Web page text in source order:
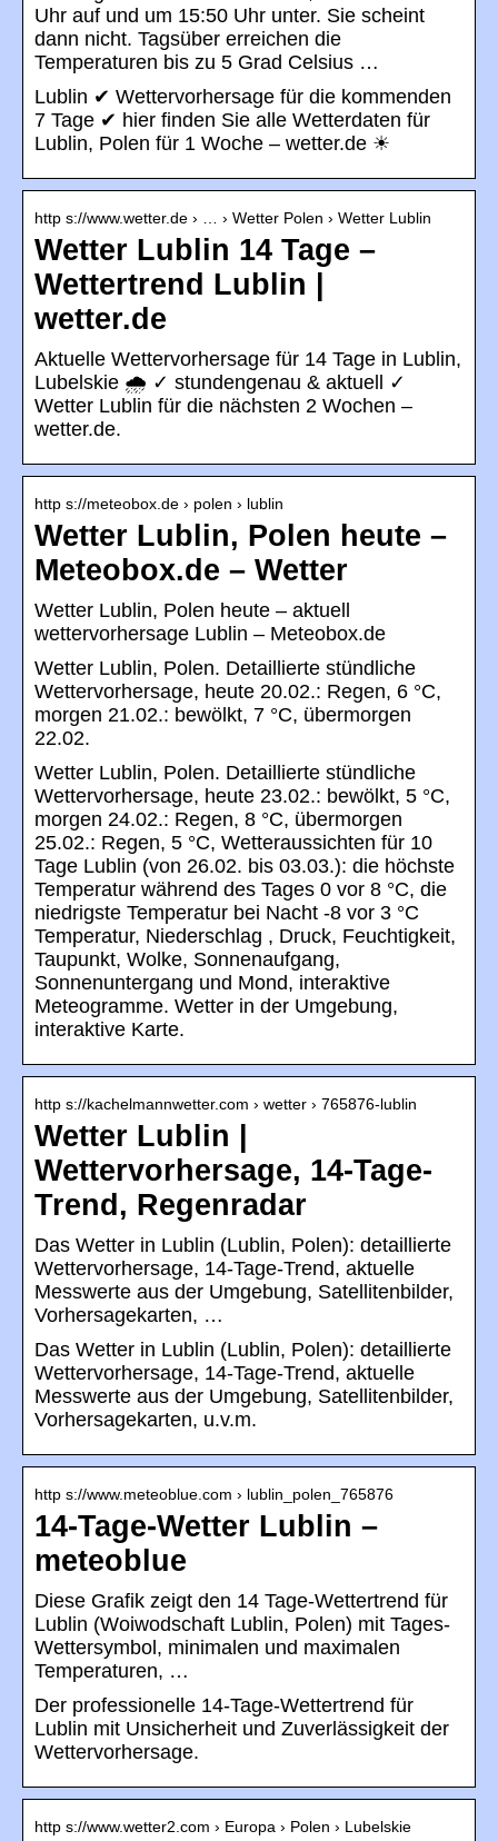
Uhr auf und um 15:50 Uhr unter. Sie scheint
dann nicht. Tagsüber erreichen die
Temperaturen bis zu 5 Grad Celsius …
Lublin ✔ Wettervorhersage für die kommenden
7 Tage ✔ hier finden Sie alle Wetterdaten für
Lublin, Polen für 1 Woche – wetter.de ☀
http s://www.wetter.de › … › Wetter Polen › Wetter Lublin
Wetter Lublin 14 Tage –
Wettertrend Lublin |
wetter.de
Aktuelle Wettervorhersage für 14 Tage in Lublin,
Lubelskie 🌧️ ✓ stundengenau & aktuell ✓
Wetter Lublin für die nächsten 2 Wochen –
wetter.de.
http s://meteobox.de › polen › lublin
Wetter Lublin, Polen heute –
Meteobox.de – Wetter
Wetter Lublin, Polen heute – aktuell
wettervorhersage Lublin – Meteobox.de
Wetter Lublin, Polen. Detaillierte stündliche
Wettervorhersage, heute 20.02.: Regen, 6 °C,
morgen 21.02.: bewölkt, 7 °C, übermorgen
22.02.
Wetter Lublin, Polen. Detaillierte stündliche
Wettervorhersage, heute 23.02.: bewölkt, 5 °C,
morgen 24.02.: Regen, 8 °C, übermorgen
25.02.: Regen, 5 °C, Wetteraussichten für 10
Tage Lublin (von 26.02. bis 03.03.): die höchste
Temperatur während des Tages 0 vor 8 °C, die
niedrigste Temperatur bei Nacht -8 vor 3 °C
Temperatur, Niederschlag , Druck, Feuchtigkeit,
Taupunkt, Wolke, Sonnenaufgang,
Sonnenuntergang und Mond, interaktive
Meteogramme. Wetter in der Umgebung,
interaktive Karte.
http s://kachelmannwetter.com › wetter › 765876-lublin
Wetter Lublin |
Wettervorhersage, 14-Tage-
Trend, Regenradar
Das Wetter in Lublin (Lublin, Polen): detaillierte
Wettervorhersage, 14-Tage-Trend, aktuelle
Messwerte aus der Umgebung, Satellitenbilder,
Vorhersagekarten, …
Das Wetter in Lublin (Lublin, Polen): detaillierte
Wettervorhersage, 14-Tage-Trend, aktuelle
Messwerte aus der Umgebung, Satellitenbilder,
Vorhersagekarten, u.v.m.
http s://www.meteoblue.com › lublin_polen_765876
14-Tage-Wetter Lublin –
meteoblue
Diese Grafik zeigt den 14 Tage-Wettertrend für
Lublin (Woiwodschaft Lublin, Polen) mit Tages-
Wettersymbol, minimalen und maximalen
Temperaturen, …
Der professionelle 14-Tage-Wettertrend für
Lublin mit Unsicherheit und Zuverlässigkeit der
Wettervorhersage.
http s://www.wetter2.com › Europa › Polen › Lubelskie